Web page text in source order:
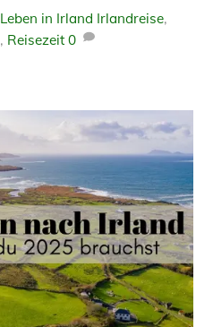
Leben in Irland Irlandreise,
, Reisezeit 0